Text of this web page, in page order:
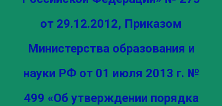
от 29.12.2012, Приказом
Министерства образования и
науки РФ от 01 июля 2013 г. №
499 «Об утверждении порядка